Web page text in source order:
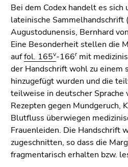
5)
Zu
den
Seiteneinstellungen
(Benutzer/Sprache)
(Zugriffstaste
8)
Zur
Suche
(Zugriffstaste
9)
Bei dem Codex handelt es
lateinische Sammelhandschrift
Augustodunensis, Bernhard
Eine Besonderheit stellen die
auffol. 165v-166rmit
der Handschrift wohl zu einem
hinzugefügt wurden und die
teilweise in deutscher Sprache
Rezepten gegen Mundgeruch,
Blutfluss überwiegen
Frauenleiden. Die Handschrift
zugeschnitten, so dass die
fragmentarisch erhalten bzw.